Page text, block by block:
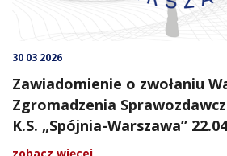
30 03 2026
Zawiadomienie o zwołaniu
Zgromadzenia
K.S. „Spójnia-Warszawa”
zobacz więcej